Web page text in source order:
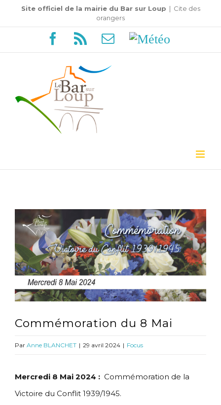
Passer
au
Site officiel de la mairie du Bar sur Loup | Cite des
orangers
Facebook
Rss EmailMétéo
l'image
agrandie
Commémoration du 8 Mai
Par Anne BLANCHET | 29 avril 2024 | Focus
Mercredi 8 Mai 2024 : Commémoration de la
Victoire du Conflit 1939/1945.